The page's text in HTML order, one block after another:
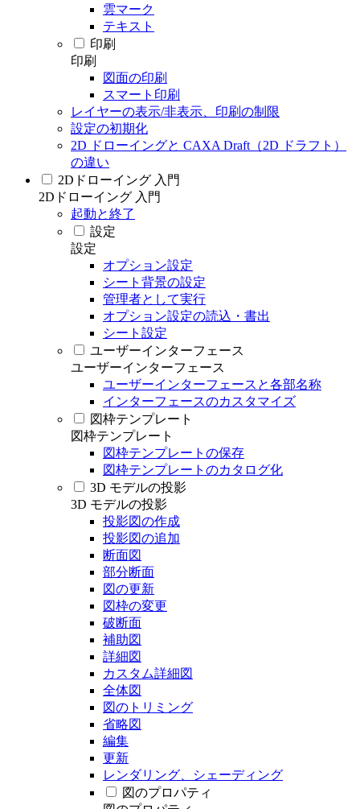
雲マーク
テキスト
印刷
印刷
図面の印刷
スマート印刷
レイヤーの表示/非表示、印刷の制限
設定の初期化
2D ドローイングと CAXA Draft（2D ドラフト）
の違い
2Dドローイング 入門
2Dドローイング 入門
起動と終了
設定
設定
オプション設定
シート背景の設定
管理者として実行
オプション設定の読込・書出
シート設定
ユーザーインターフェース
ユーザーインターフェース
ユーザーインターフェースと各部名称
インターフェースのカスタマイズ
図枠テンプレート
図枠テンプレート
図枠テンプレートの保存
図枠テンプレートのカタログ化
3D モデルの投影
3D モデルの投影
投影図の作成
投影図の追加
断面図
部分断面
図の更新
図枠の変更
破断面
補助図
詳細図
カスタム詳細図
全体図
図のトリミング
省略図
編集
更新
レンダリング、シェーディング
図のプロパティ